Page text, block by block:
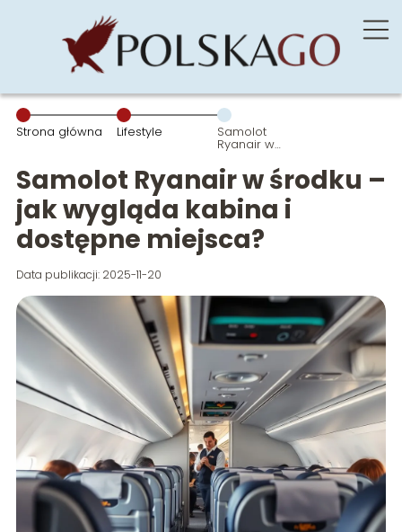
Strona główna Lifestyle Samolot
Ryanair w
środku – jak
wygląda
kabina i
dostępne
miejsca?
Samolot Ryanair w środku –
jak wygląda kabina i
dostępne miejsca?
Data publikacji: 2025-11-20